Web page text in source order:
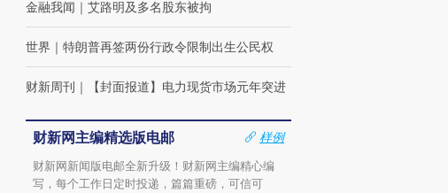
金融我闻 ｜ 艾路明及多名股东被拘
世界 ｜ 特朗普再签两份行政令限制出生公民权
财新周刊 ｜ 【封面报道】电力现货市场元年突进
财新网主编精选版电邮
样例
财新网新闻版电邮全新升级！财新网主编精心编
写，每个工作日定时投递，篇篇重磅，可信可